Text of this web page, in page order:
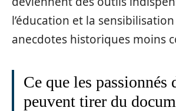
l’éducation et la
anecdotes historiques moins
Ce que les passionnés
peuvent tirer du